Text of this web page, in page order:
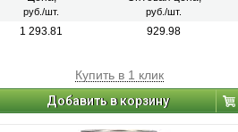
руб./шт. руб./шт.
1 293.81 929.98
Купить в 1 клик
Добавить в корзину